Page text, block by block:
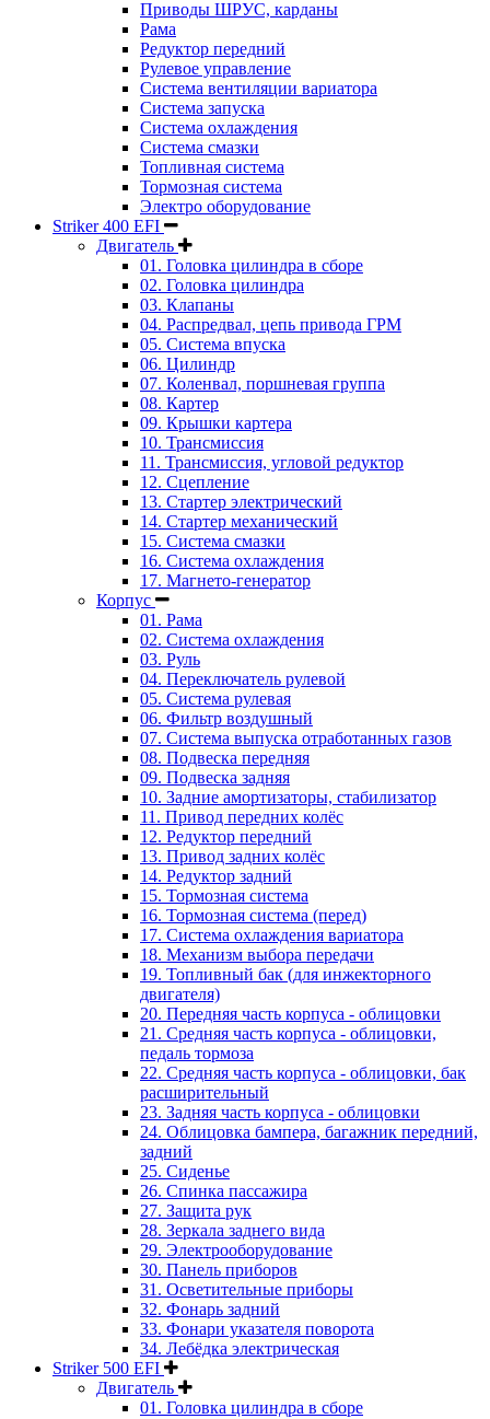
Приводы ШРУС, карданы
Рама
Редуктор передний
Рулевое управление
Система вентиляции вариатора
Система запуска
Система охлаждения
Система смазки
Топливная система
Тормозная система
Электро оборудование
Striker 400 EFI
Двигатель
01. Головка цилиндра в сборе
02. Головка цилиндра
03. Клапаны
04. Распредвал, цепь привода ГРМ
05. Система впуска
06. Цилиндр
07. Коленвал, поршневая группа
08. Картер
09. Крышки картера
10. Трансмиссия
11. Трансмиссия, угловой редуктор
12. Сцепление
13. Стартер электрический
14. Стартер механический
15. Система смазки
16. Система охлаждения
17. Магнето-генератор
Корпус
01. Рама
02. Система охлаждения
03. Руль
04. Переключатель рулевой
05. Система рулевая
06. Фильтр воздушный
07. Система выпуска отработанных газов
08. Подвеска передняя
09. Подвеска задняя
10. Задние амортизаторы, стабилизатор
11. Привод передних колёс
12. Редуктор передний
13. Привод задних колёс
14. Редуктор задний
15. Тормозная система
16. Тормозная система (перед)
17. Система охлаждения вариатора
18. Механизм выбора передачи
19. Топливный бак (для инжекторного
двигателя)
20. Передняя часть корпуса - облицовки
21. Средняя часть корпуса - облицовки,
педаль тормоза
22. Средняя часть корпуса - облицовки, бак
расширительный
23. Задняя часть корпуса - облицовки
24. Облицовка бампера, багажник передний,
задний
25. Сиденье
26. Спинка пассажира
27. Защита рук
28. Зеркала заднего вида
29. Электрооборудование
30. Панель приборов
31. Oсветительные приборы
32. Фонарь задний
33. Фонари указателя поворота
34. Лебёдка электрическая
Striker 500 EFI
Двигатель
01. Головка цилиндра в сборе